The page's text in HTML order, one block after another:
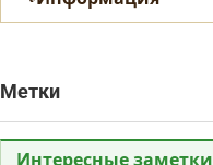
Метки
Интересные заметки